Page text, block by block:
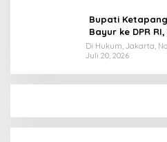
Bupati
Bayur ke DPR
Rekomendasi
PTS
Di Hukum, Jakarta,
Juli 20, 2026